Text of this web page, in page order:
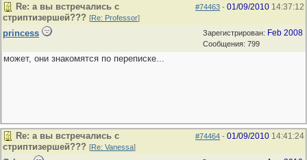
#74463 - 01/09/2010 14:37:12
Re: а вы встречались с
стриптизершей??? [Re: Professor]
Зарегистрирован: Feb 2008
Сообщения: 799
princess
может, они знакомятся по переписке...
#74464 - 01/09/2010 14:41:24
Re: а вы встречались с
стриптизершей??? [Re: Vanessa]